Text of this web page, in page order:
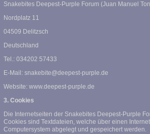
Snakebites Deepest-Purple Forum (Juan Manuel
Nordplatz 11
04509 Delitzsch
Deutschland
Tel.: 034202 57433
E-Mail: snakebite@deepest-purple.de
Website: www.deepest-purple.de
3. Cookies
Die Internetseiten der Snakebites Deepest-Purple
Cookies sind Textdateien, welche über einen
Computersystem abgelegt und gespeichert werden.